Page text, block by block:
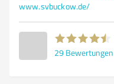
www.svbuckow.de/
29 Bewertungen